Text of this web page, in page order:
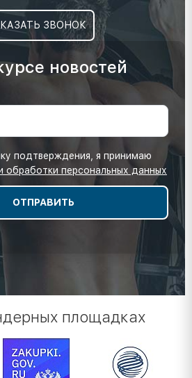
ЗВОНОК
новостей
подтверждения, я принимаю
обработки персональных данных
площадках